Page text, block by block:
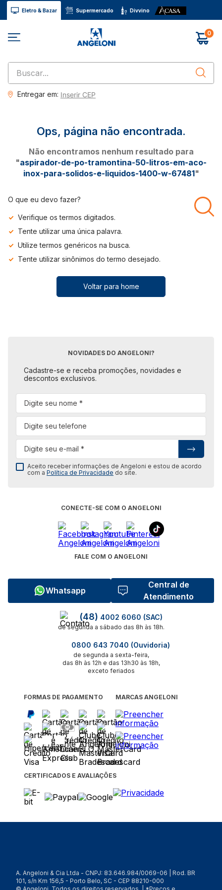
Eletro & Bazar Supermercado Divvino
0
Buscar...
Entregar em: Inserir CEP
Não encontramos nenhum resultado para
"aspirador-de-po-tramontina-50-litros-em-aco-
inox-para-solidos-e-liquidos-1400-w-67481"
O que eu devo fazer?
Verifique os termos digitados.
Tente utilizar uma única palavra.
Utilize termos genéricos na busca.
Tente utilizar sinônimos do termo desejado.
Voltar para home
NOVIDADES DO ANGELONI?
Cadastre-se e receba promoções, novidades e
descontos exclusivos.
Aceito receber informações de Angeloni e estou de acordo
com aPolítica de Privacidade do site.
CONECTE-SE COM O ANGELONI
FALE COM O ANGELONI
Whatsapp
Central de
Atendimento
(48) 4002 6060 (SAC)
de segunda a sábado das 8h às 18h.
0800 643 7040 (Ouvidoria)
de segunda a sexta-feira,
das 8h às 12h e das 13h30 às 18h,
exceto feriados
FORMAS DE PAGAMENTO MARCAS ANGELONI
CERTIFICADOS E AVALIAÇÕES
A. Angeloni & Cia Ltda - CNPJ: 83.646.984/0069-06 | Rod. BR
101, s/n Km 156,5 - Porto Belo, SC - CEP 88210-000